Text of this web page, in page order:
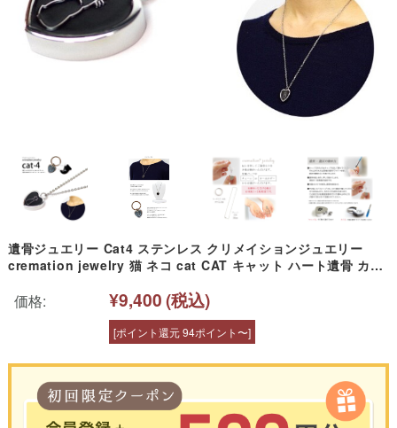
遺骨ジュエリー Cat4 ステンレス クリメイションジュエリー
cremation jewelry 猫 ネコ cat CAT キャット ハート遺骨 カプ
養 水子 終活 法要 小さい 遺骨ペンダント
価格: ¥9,400(税込)
[ポイント還元 94ポイント〜]